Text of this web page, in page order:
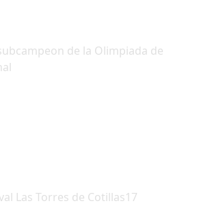
de la Olimpiada de
Las Torres de Cotillas17